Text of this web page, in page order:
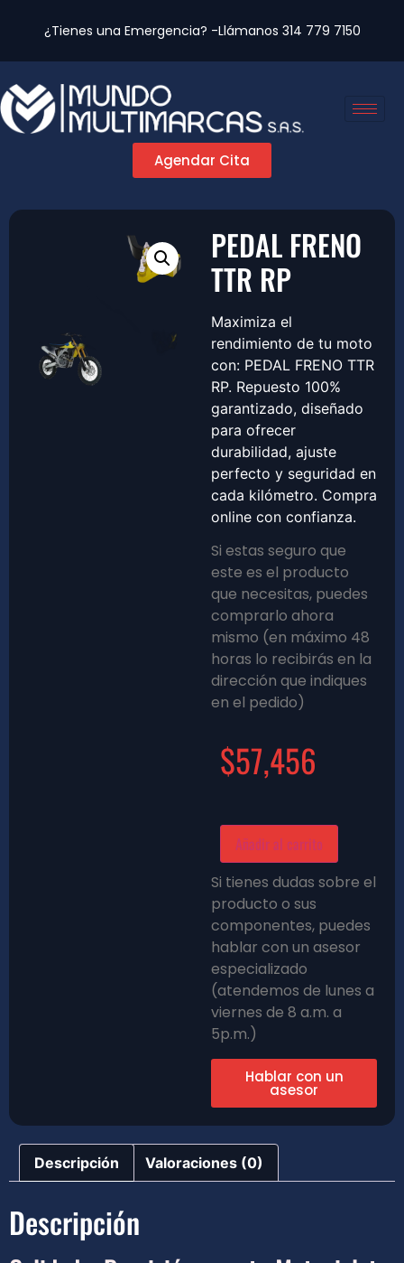
¿Tienes una Emergencia? -Llámanos 314 779 7150
Agendar Cita
PEDAL FRENO
TTR RP
Maximiza el
rendimiento de tu moto
con: PEDAL FRENO TTR
RP. Repuesto 100%
garantizado, diseñado
para ofrecer
durabilidad, ajuste
perfecto y seguridad en
cada kilómetro. Compra
online con confianza.
Si estas seguro que
este es el producto
que necesitas, puedes
comprarlo ahora
mismo (en máximo 48
horas lo recibirás en la
dirección que indiques
en el pedido)
$57,456
Añadir al carrito
Si tienes dudas sobre el
producto o sus
componentes, puedes
hablar con un asesor
especializado
(atendemos de lunes a
viernes de 8 a.m. a
5p.m.)
Hablar con un
asesor
Descripción Valoraciones (0)
Descripción